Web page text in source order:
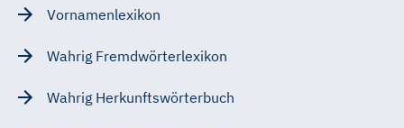
Vornamenlexikon
Wahrig Fremdwörterlexikon
Wahrig Herkunftswörterbuch